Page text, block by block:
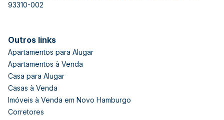
93310-002
Outros links
Apartamentos para Alugar
Apartamentos à Venda
Casa para Alugar
Casas à Venda
Imóveis à Venda em Novo Hamburgo
Corretores